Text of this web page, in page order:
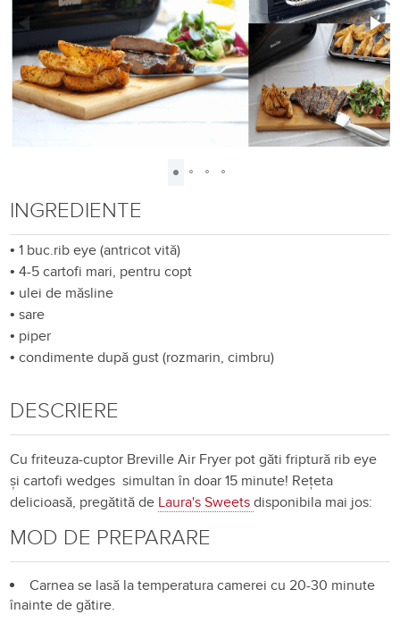
INGREDIENTE
•1 buc.rib eye (antricot vită)
•4-5 cartofi mari, pentru copt
• ulei de măsline
•sare
• piper
•condimente după gust (rozmarin, cimbru)
DESCRIERE
Cu friteuza-cuptor Breville Air Fryer pot găti friptură rib eye
și cartofi wedges simultan în doar 15 minute! Rețeta
delicioasă, pregătită de Laura's Sweetsdisponibila mai jos:
MOD DE PREPARARE
Carnea se lasă la temperatura camerei cu 20-30 minute
înainte de gătire.